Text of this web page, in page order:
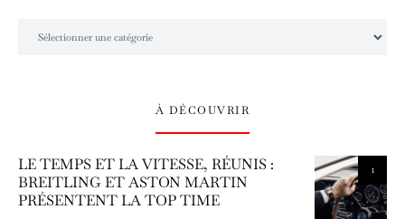
À DÉCOUVRIR
1
LE TEMPS ET LA VITESSE, RÉUNIS :
BREITLING ET ASTON MARTIN
PRÉSENTENT LA TOP TIME